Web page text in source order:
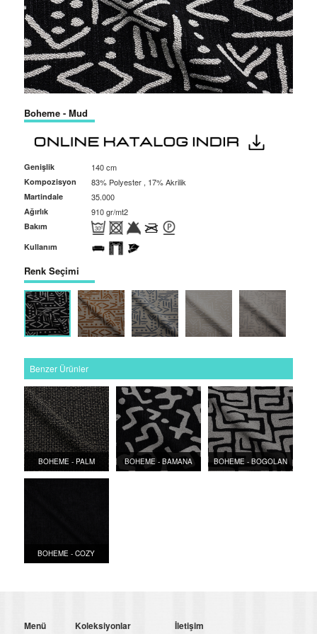
Boheme - Mud
Genişlik 140 cm
Kompozisyon 83% Polyester , 17% Akrilik
Martindale 35.000
Ağırlık 910 gr/mt2
Bakım
Kullanım
Renk Seçimi
Benzer Ürünler
BOHEME - PALM BOHEME - BAMANA BOHEME - BOGOLAN
BOHEME - COZY
Menü Koleksiyonlar İletişim